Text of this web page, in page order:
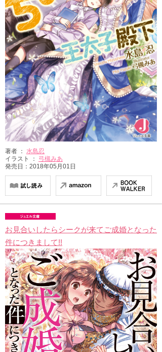
著者 ： 水島忍
イラスト ： 弓槻みあ
発売日：2018年05月01日
お見合いしたらシークが来てご成婚となった
件につきまして!!